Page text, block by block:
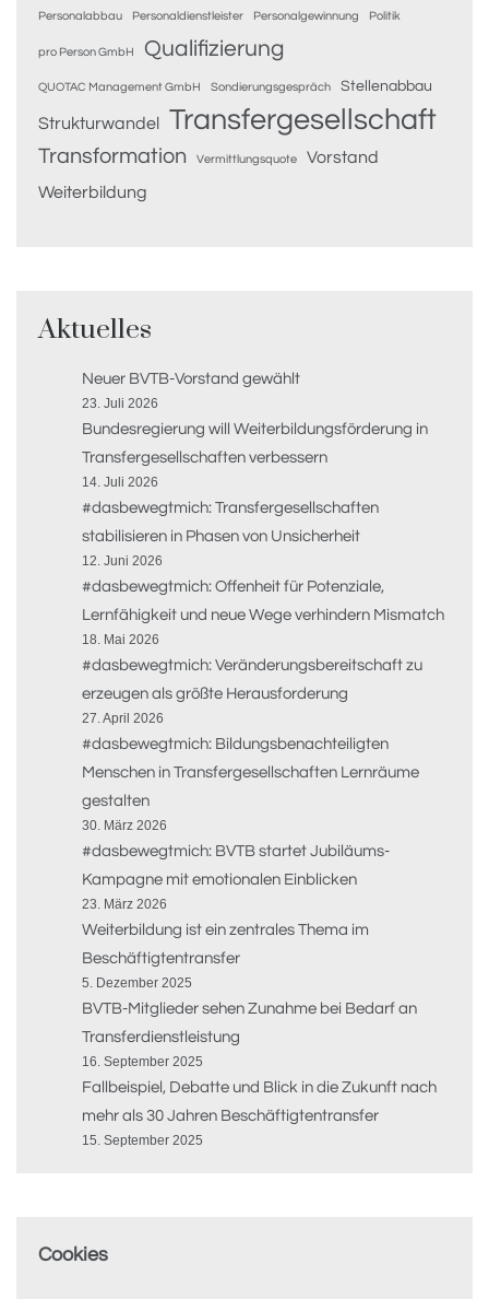
Personalabbau Personaldienstleister Personalgewinnung Politik
pro Person GmbH Qualifizierung
QUOTAC Management GmbH Sondierungsgespräch Stellenabbau
Strukturwandel Transfergesellschaft
Transformation Vermittlungsquote
Vorstand
Weiterbildung
Aktuelles
Neuer BVTB-Vorstand gewählt
23. Juli 2026
Bundesregierung will Weiterbildungsförderung in
Transfergesellschaften verbessern
14. Juli 2026
#dasbewegtmich: Transfergesellschaften
stabilisieren in Phasen von Unsicherheit
12. Juni 2026
#dasbewegtmich: Offenheit für Potenziale,
Lernfähigkeit und neue Wege verhindern Mismatch
18. Mai 2026
#dasbewegtmich: Veränderungsbereitschaft zu
erzeugen als größte Herausforderung
27. April 2026
#dasbewegtmich: Bildungsbenachteiligten
Menschen in Transfergesellschaften Lernräume
gestalten
30. März 2026
#dasbewegtmich: BVTB startet Jubiläums-
Kampagne mit emotionalen Einblicken
23. März 2026
Weiterbildung ist ein zentrales Thema im
Beschäftigtentransfer
5. Dezember 2025
BVTB-Mitglieder sehen Zunahme bei Bedarf an
Transferdienstleistung
16. September 2025
Fallbeispiel, Debatte und Blick in die Zukunft nach
mehr als 30 Jahren Beschäftigtentransfer
15. September 2025
Cookies